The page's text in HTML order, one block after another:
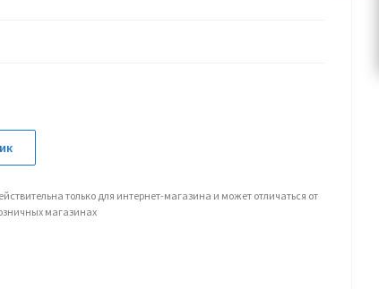
только для интернет-магазина и может отличаться от
магазинах